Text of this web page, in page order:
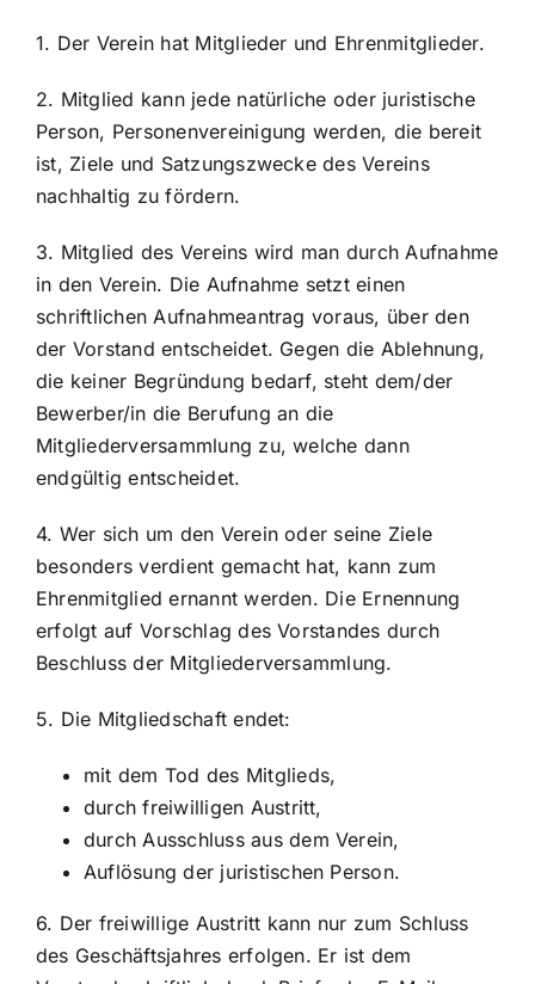
1. Der Verein hat Mitglieder und Ehrenmitglieder.
2. Mitglied kann jede natürliche oder juristische
Person, Personenvereinigung werden, die bereit
ist, Ziele und Satzungszwecke des Vereins
nachhaltig zu fördern.
3. Mitglied des Vereins wird man durch Aufnahme
in den Verein. Die Aufnahme setzt einen
schriftlichen Aufnahmeantrag voraus, über den
der Vorstand entscheidet. Gegen die Ablehnung,
die keiner Begründung bedarf, steht dem/der
Bewerber/in die Berufung an die
Mitgliederversammlung zu, welche dann
endgültig entscheidet.
4. Wer sich um den Verein oder seine Ziele
besonders verdient gemacht hat, kann zum
Ehrenmitglied ernannt werden. Die Ernennung
erfolgt auf Vorschlag des Vorstandes durch
Beschluss der Mitgliederversammlung.
5. Die Mitgliedschaft endet:
mit dem Tod des Mitglieds,
durch freiwilligen Austritt,
durch Ausschluss aus dem Verein,
Auflösung der juristischen Person.
6. Der freiwillige Austritt kann nur zum Schluss
des Geschäftsjahres erfolgen. Er ist dem